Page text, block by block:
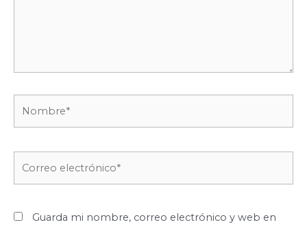
Guarda mi nombre, correo electrónico y web en